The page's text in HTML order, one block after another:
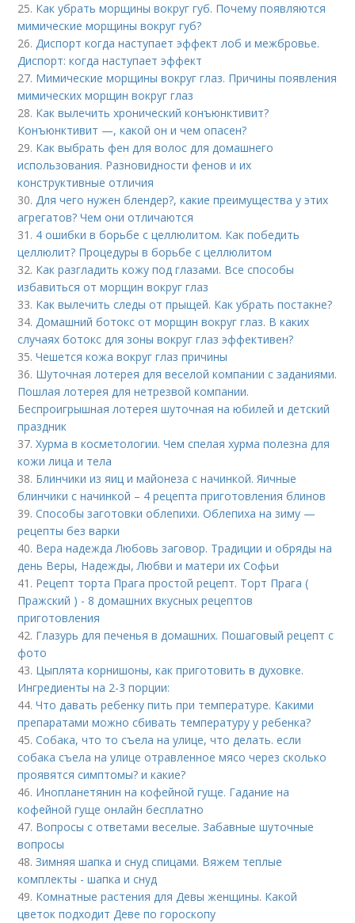
25. Как убрать морщины вокруг губ. Почему появляются
мимические морщины вокруг губ?
26.Диспорт когда наступает эффект лоб и межбровье.
Диспорт: когда наступает эффект
27. Мимические морщины вокруг глаз. Причины появления
мимических морщин вокруг глаз
28. Как вылечить хронический конъюнктивит?
Конъюнктивит —, какой он и чем опасен?
29. Как выбрать фен для волос для домашнего
использования. Разновидности фенов и их
конструктивные отличия
30.Для чего нужен блендер?, какие преимущества у этих
агрегатов? Чем они отличаются
31. 4 ошибки в борьбе с целлюлитом. Как победить
целлюлит? Процедуры в борьбе с целлюлитом
32. Как разгладить кожу под глазами. Все способы
избавиться от морщин вокруг глаз
33. Как вылечить следы от прыщей. Как убрать постакне?
34.Домашний ботокс от морщин вокруг глаз. В каких
случаях ботокс для зоны вокруг глаз эффективен?
35.Чешется кожа вокруг глаз причины
36. Шуточная лотерея для веселой компании с заданиями.
Пошлая лотерея для нетрезвой компании.
Беспроигрышная лотерея шуточная на юбилей и детский
праздник
37.Хурма в косметологии. Чем спелая хурма полезна для
кожи лица и тела
38. Блинчики из яиц и майонеза с начинкой. Яичные
блинчики с начинкой – 4 рецепта приготовления блинов
39.Способы заготовки облепихи. Облепиха на зиму —
рецепты без варки
40. Вера надежда Любовь заговор. Традиции и обряды на
день Веры, Надежды, Любви и матери их Софьи
41. Рецепт торта Прага простой рецепт. Торт Прага (
Пражский ) - 8 домашних вкусных рецептов
приготовления
42. Глазурь для печенья в домашних. Пошаговый рецепт с
фото
43. Цыплята корнишоны, как приготовить в духовке.
Ингредиенты на 2-3 порции:
44.Что давать ребенку пить при температуре. Какими
препаратами можно сбивать температуру у ребенка?
45.Собака, что то съела на улице, что делать. если
собака съела на улице отравленное мясо через сколько
проявятся симптомы? и какие?
46. Инопланетянин на кофейной гуще. Гадание на
кофейной гуще онлайн бесплатно
47. Вопросы с ответами веселые. Забавные шуточные
вопросы
48.Зимняя шапка и снуд спицами. Вяжем теплые
комплекты - шапка и снуд
49. Комнатные растения для Девы женщины. Какой
цветок подходит Деве по гороскопу